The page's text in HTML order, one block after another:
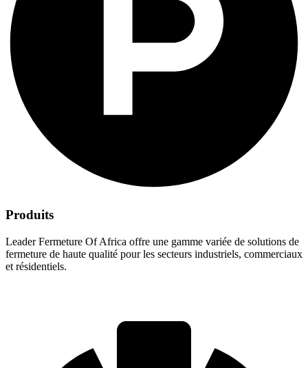
Produits
Leader Fermeture Of Africa offre une gamme variée de solutions de
fermeture de haute qualité pour les secteurs industriels, commerciaux
et résidentiels.